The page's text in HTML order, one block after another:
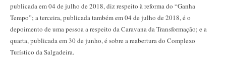
publicada em 04 de julho de 2018, diz respeito à reforma do “Ganha
Tempo”; a terceira, publicada também em 04 de julho de 2018, é o
depoimento de uma pessoa a respeito da Caravana da Transformação; e a
quarta, publicada em 30 de junho, é sobre a reabertura do Complexo
Turístico da Salgadeira.